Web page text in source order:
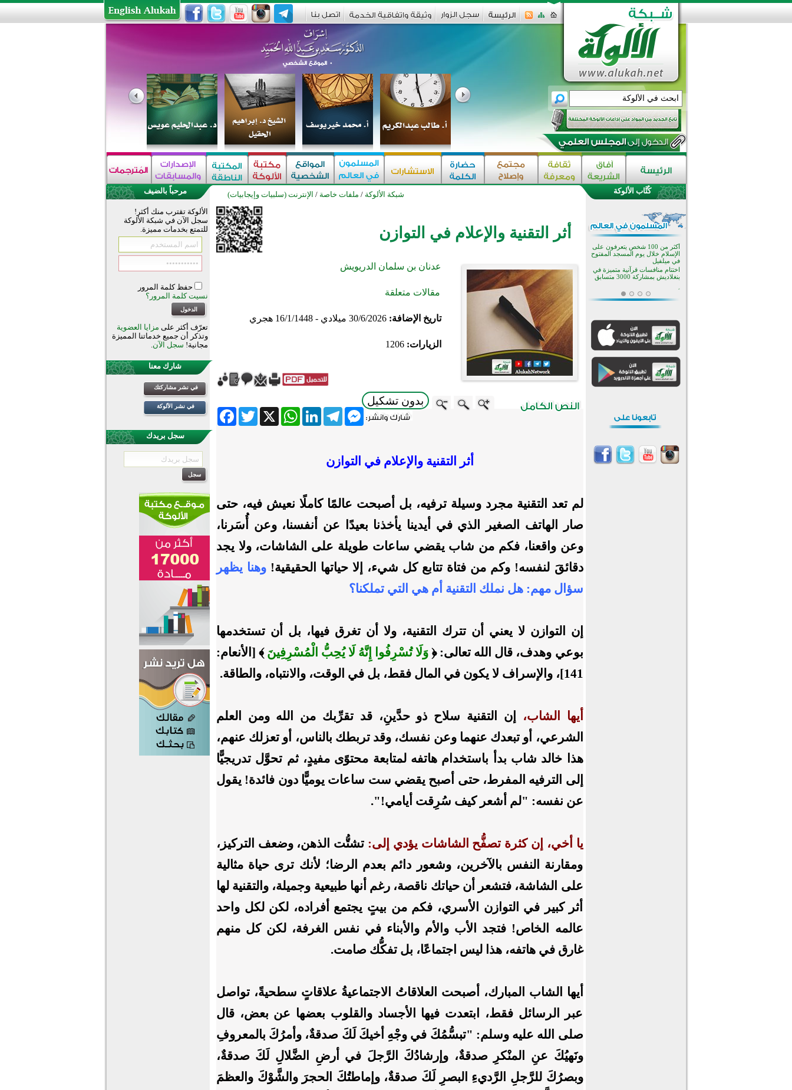
شبكة الألوكة / ملفات خاصة / الإنترنت (سلبيات وإيجابيات)
أثر التقنية والإعلام في التوازن
عدنان بن سلمان الدريويش
مقالات متعلقة
تاريخ الإضافة:30/6/2026 ميلادي - 16/1/1448 هجري
الزيارات:1206
بدون تشكيل
FacebookTwitter X
WhatsApp
LinkedInTelegram
Messenger
أثر التقنية والإعلام في التوازن
لم تعد التقنية مجرد وسيلة ترفيه، بل أصبحت عالمًا كاملًا نعيش فيه، حتى
صار الهاتف الصغير الذي في أيدينا يأخذنا بعيدًا عن أنفسنا، وعن أُسَرنا،
وعن واقعنا، فكم من شاب يقضي ساعات طويلة على الشاشات، ولا يجد
دقائقَ لنفسه! وكم من فتاة تتابع كل شيء، إلا حياتها الحقيقية!وهنا يظهر
سؤال مهم: هل نملك التقنية أم هي التي تملكنا؟
إن التوازن لا يعني أن تترك التقنية، ولا أن تغرق فيها، بل أن تستخدمها
بوعي وهدف، قال الله تعالى: ﴿ وَلَا تُسْرِفُوا إِنَّهُ لَا يُحِبُّ الْمُسْرِفِينَ ﴾ [الأنعام:
141]، والإسراف لا يكون في المال فقط، بل في الوقت، والانتباه، والطاقة.
أيها الشاب، إن التقنية سلاح ذو حدَّينِ، قد تقرِّبك من الله ومن العلم
الشرعي، أو تبعدك عنهما وعن نفسك، وقد تربطك بالناس، أو تعزلك عنهم،
هذا خالد شاب بدأ باستخدام هاتفه لمتابعة محتوًى مفيدٍ، ثم تحوَّل تدريجيًّا
إلى الترفيه المفرط، حتى أصبح يقضي ست ساعات يوميًّا دون فائدة! يقول
عن نفسه: "لم أشعر كيف سُرِقت أيامي!".
يا أخي، إن كثرة تصفُّح الشاشات يؤدي إلى: تشتُّت الذهن، وضعف التركيز،
ومقارنة النفس بالآخرين، وشعور دائم بعدم الرضا؛ لأنك ترى حياة مثالية
على الشاشة، فتشعر أن حياتك ناقصة، رغم أنها طبيعية وجميلة، والتقنية لها
أثر كبير في التوازن الأسري، فكم من بيتٍ يجتمع أفراده، لكن لكل واحد
عالمه الخاص! فتجد الأب والأم والأبناء في نفس الغرفة، لكن كل منهم
غارق في هاتفه، هذا ليس اجتماعًا، بل تفكُّك صامت.
أيها الشاب المبارك، أصبحت العلاقاتُ الاجتماعيةُ علاقاتٍ سطحيةً، تواصل
عبر الرسائل فقط، ابتعدت فيها الأجساد والقلوب بعضها عن بعض، قال
صلى الله عليه وسلم: "تبسُّمُكَ في وجْهِ أخيكَ لَكَ صدقةٌ، وأمرُكَ بالمعروفِ
ونَهيُكَ عنِ المنْكرِ صدقةٌ، وإرشادُكَ الرَّجلَ في أرضِ الضَّلالِ لَكَ صدقةٌ،
وبصرُكَ للرَّجلِ الرَّديءِ البصرِ لَكَ صدقةٌ، وإماطتُكَ الحجرَ والشَّوْكَ والعظمَ
مرحباً بالضيف
الألوكة تقترب منك أكثر!
سجل الآن في شبكة الألوكة
للتمتع بخدمات مميزة.
حفظ كلمة المرور
نسيت كلمة المرور؟
تعرّف أكثر على مزايا العضوية
وتذكر أن جميع خدماتنا المميزة
مجانية! سجل الآن.
شارك معنا
في نشر مشاركتك
في نشر الألوكة
سجل بريدك
كُتَّاب الألوكة
القرآن والتربية في صدارة البرامج
الصيفية للمسلمين في بينزا
وساراتوف وموردوفيا هذا العام
اختتام الدورة التاسعة لمسابقة حفظ
وتلاوة القرآن الكريم في أزناكاييف
الإسلام خلال يوم المسجد المفتوح
في ميلفيل
اختتام منافسات قرآنية متميزة في
أكثر من 400 طالب يشاركون في
مسابقة المعلومات الإسلامية
بأستراليا
افتتاح تاريخي لأول مسجد في بلييفليا
منطقة ريبوفسي تحتفل بميلاد
أكبر مشروع إسلامي في ريف
أستراليا يفتتح أبوابه بعد سنوات من
العمل والعطاء
القرآن والتربية في صدارة البرامج
وساراتوف وموردوفيا هذا العام
اختتام الدورة التاسعة لمسابقة حفظ
وتلاوة القرآن الكريم في أزناكاييف
اختتام منافسات قرآنية متميزة في
بنغلاديش بمشاركة 3000 متسابق